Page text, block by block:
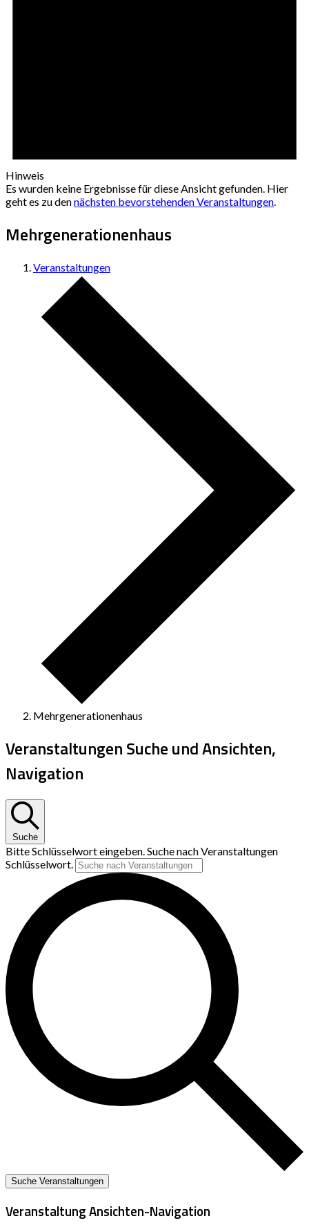
Hinweis
Es wurden keine Ergebnisse für diese Ansicht gefunden. Hier
geht es zu dennächsten bevorstehenden Veranstaltungen.
Mehrgenerationenhaus
Veranstaltungen
Mehrgenerationenhaus
Veranstaltungen Suche und Ansichten,
Navigation
Suche
Bitte Schlüsselwort eingeben. Suche nach Veranstaltungen
Schlüsselwort.
Suche Veranstaltungen
Veranstaltung Ansichten-Navigation